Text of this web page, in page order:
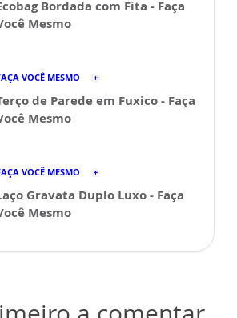
Bordada com Fita - Faça
Mesmo
VOCÊ MESMO
de Parede em Fuxico - Faça
Mesmo
VOCÊ MESMO
Gravata Duplo Luxo - Faça
Mesmo